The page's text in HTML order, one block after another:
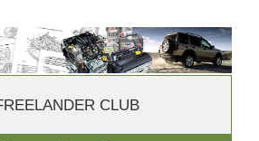
CLUB